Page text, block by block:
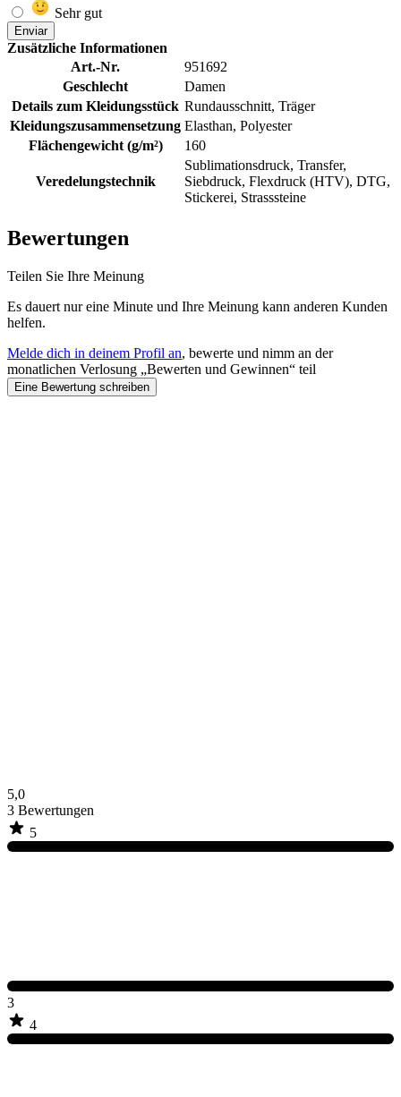
Sehr gut
Enviar
Zusätzliche Informationen
Art.-Nr.
951692
Geschlecht
Damen
Details zum Kleidungsstück Rundausschnitt, Träger
Kleidungszusammensetzung Elasthan, Polyester
Flächengewicht (g/m²)
160
Veredelungstechnik
Sublimationsdruck, Transfer,
Siebdruck, Flexdruck (HTV), DTG,
Stickerei, Strasssteine
Bewertungen
Teilen Sie Ihre Meinung
Es dauert nur eine Minute und Ihre Meinung kann anderen Kunden
helfen.
Melde dich in deinem Profil an, bewerte und nimm an der
monatlichen Verlosung „Bewerten und Gewinnen“ teil
Eine Bewertung schreiben
5,0
3 Bewertungen
5
3
4